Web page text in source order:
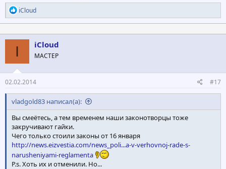
Р
е
а
к
ц
:
iCloud
I iCloud
МАСТЕР
02.02.2014 #17
vladgold83 написал(а):
Вы смеётесь, а тем временем наши законотворцы тоже
закручивают гайки.
Чего только стоили законы от 16 января
http://news.eizvestia.com/news_poli...a-v-verhovnoj-rade-s-
narusheniyami-reglamenta
P.s. Хоть их и отменили. Но...